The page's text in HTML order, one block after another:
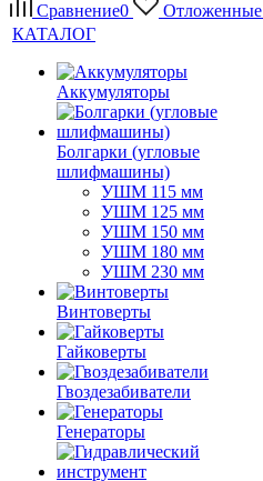
Сравнение0 Отложенные
КАТАЛОГ
Аккумуляторы
Болгарки (угловые
шлифмашины)
УШМ 115 мм
УШМ 125 мм
УШМ 150 мм
УШМ 180 мм
УШМ 230 мм
Винтоверты
Гайковерты
Гвоздезабиватели
Генераторы